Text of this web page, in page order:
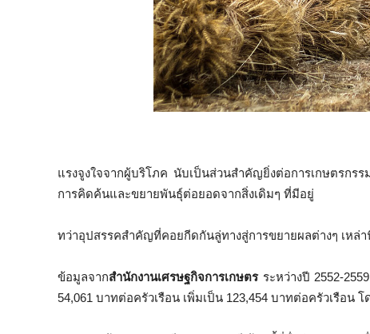
แรงจูงใจจากผู้บริโภค นับเป็นส่วนสำคัญยิ่งต่อการเกษตรกร
การคิดค้นและขยายพันธุ์ต่อยอดจากสิ่งเดิมๆ ที่มีอยู่
ทว่าอุปสรรคสำคัญที่คอยกีดกันลู่ทางสู่การขยายผลต่างๆ เห
ข้อมูลจากสำนักงานเศรษฐกิจการเกษตรระหว่างปี 2552-
54,061 บาทต่อครัวเรือน เพิ่มเป็น 123,454 บาทต่อครัวเรือน